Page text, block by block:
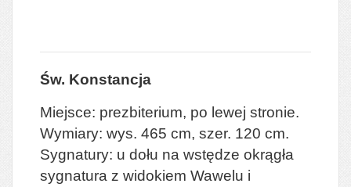
Św. Konstancja
Miejsce: prezbiterium, po lewej stronie.
Wymiary: wys. 465 cm, szer. 120 cm.
Sygnatury: u dołu na wstędze okrągła
sygnatura z widokiem Wawelu i